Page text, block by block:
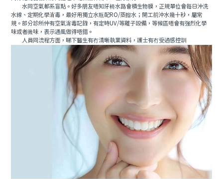
水同空氣都系盲點。好多朋友唔知牙椅水路會積生物膜，正規單位會每日沖洗
水線、定期化學消毒，最好用獨立水瓶配RO/蒸餾水；開工前沖水幾十秒，屬常
規。部分診所仲有空氣消毒記錄，有定時UV/等離子設備，等候區唔會有強烈化學
味或者黴味，表示通風做得唔錯。
人員同流程方面，睇下醫生有冇清晰執業資料，護士有冇受過感控訓